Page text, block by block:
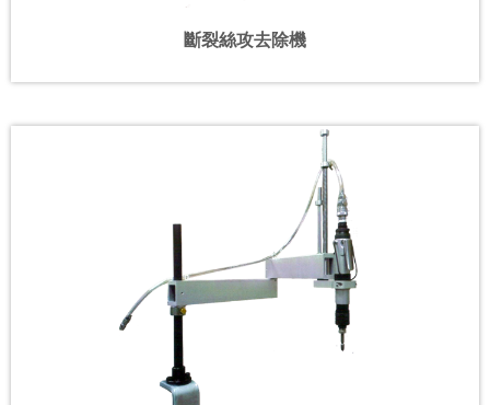
斷裂絲攻去除機